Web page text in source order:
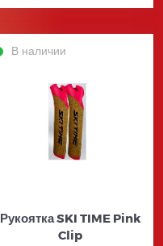
В наличии
Рукоятка SKI TIME Pink
Clip